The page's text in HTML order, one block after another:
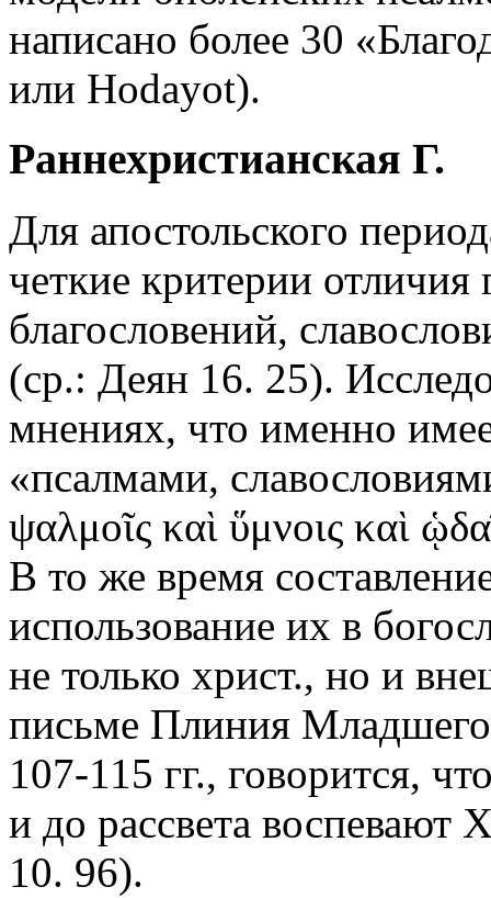
написано более 30
или Hodayot).
Раннехристианская Г.
Для апостольского
четкие критерии
благословений,
(ср.: Деян 16. 25).
мнениях, что именно
«псалмами,
ψαλμοῖς καὶ ὕμνοις καὶ
В то же время
использование их в
не только христ., но и
письме Плиния
107-115 гг., говорится,
и до рассвета воспевают
10. 96).